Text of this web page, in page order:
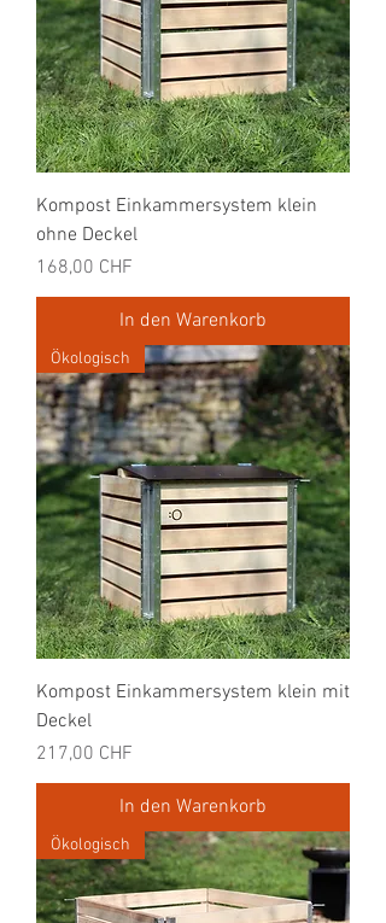
Kompost Einkammersystem klein
ohne Deckel
Preis
168,00 CHF
In den Warenkorb
Ökologisch
Kompost Einkammersystem klein mit
Deckel
Preis
217,00 CHF
In den Warenkorb
Ökologisch